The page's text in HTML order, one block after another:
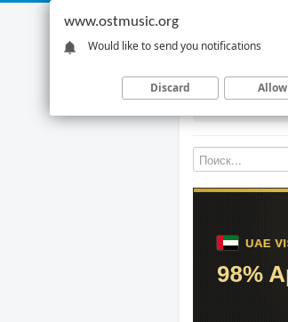
www.ostmusic.org
Would like to send you notifications
Discard Allow